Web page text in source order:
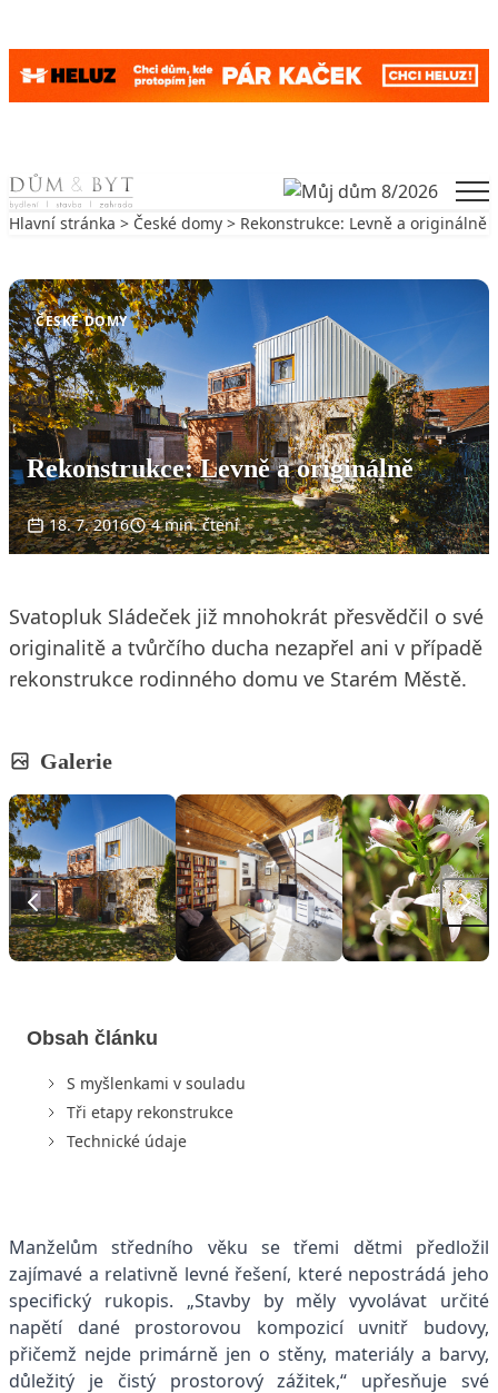
Skip to content
Hlavní stránka > České domy > Rekonstrukce: Levně a originálně
ČESKÉ DOMY
Rekonstrukce: Levně a originálně
18. 7. 2016 4 min. čtení
Svatopluk Sládeček již mnohokrát přesvědčil o své
originalitě a tvůrčího ducha nezapřel ani v případě
rekonstrukce rodinného domu ve Starém Městě.
Galerie
Obsah článku
S myšlenkami v souladu
Tři etapy rekonstrukce
Technické údaje
Manželům středního věku se třemi dětmi předložil
zajímavé a relativně levné řešení, které nepostrádá jeho
specifický rukopis. „Stavby by měly vyvolávat určité
napětí dané prostorovou kompozicí uvnitř budovy,
přičemž nejde primárně jen o stěny, materiály a barvy,
důležitý je čistý prostorový zážitek,“ upřesňuje své